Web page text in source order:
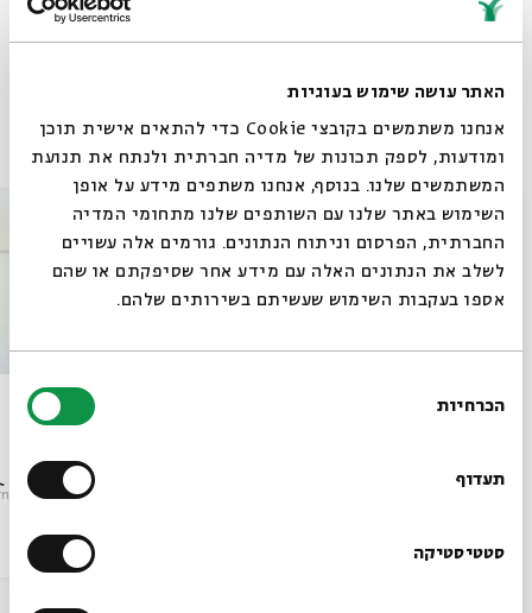
האתר עושה שימוש בעוגיות
אנחנו משתמשים בקובצי Cookie כדי להתאים אישית תוכן
ומודעות, לספק תכונות של מדיה חברתית ולנתח את תנועת
המשתמשים שלנו. בנוסף, אנחנו משתפים מידע על אופן
השימוש באתר שלנו עם השותפים שלנו מתחומי המדיה
החברתית, הפרסום וניתוח הנתונים. גורמים אלה עשויים
לשלב את הנתונים האלה עם מידע אחר שסיפקתם או שהם
אספו בעקבות השימוש שעשיתם בשירותים שלהם.
הסכמה
הכרחיות
תעדוף
סטטיסטיקה
Eastern Europe
פרקים נוספים בסדרה
The Architecture of Gender:
20.10.20
Europe
13.10.20
סגור